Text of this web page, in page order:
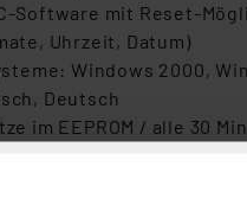
Software mit Reset-
Uhrzeit, Datum)
Windows 2000,
Deutsch
im EEPROM / alle 30
oder
(z.B. Weather
PC mit